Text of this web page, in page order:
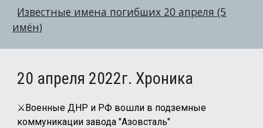
Известные имена погибших 20 апреля (5
имён)
20 апреля 2022г. Хроника
⚔️Военные ДНР и РФ вошли в подземные
коммуникации завода "Азовсталь"